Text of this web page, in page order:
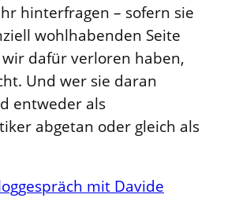
hinterfragen – sofern sie
wohlhabenden Seite
wir dafür verloren haben,
Und wer sie daran
entweder als
abgetan oder gleich als
mit Davide